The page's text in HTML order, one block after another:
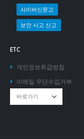
사이버신문고
보안 사고 신고
ETC
개인정보취급방침
이메일 무단수집거부